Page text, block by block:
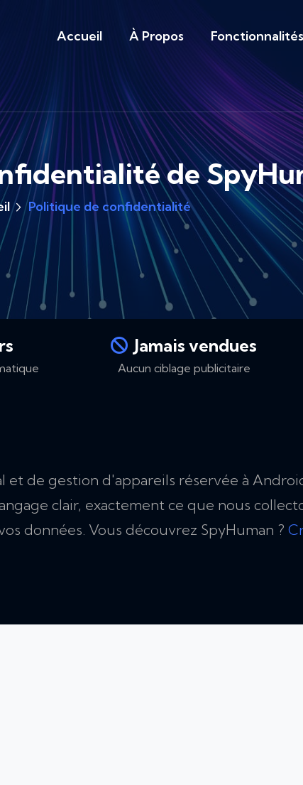
Accueil À Propos Fonctionnalités
de
Politique de confidentialité
Jamais vendues
Aucun ciblage publicitaire
et de gestion d'appareils réservée à
clair, exactement ce que nous
données. Vous découvrez SpyHuman ?